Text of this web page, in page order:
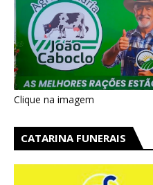
Clique na imagem
CATARINA FUNERAIS